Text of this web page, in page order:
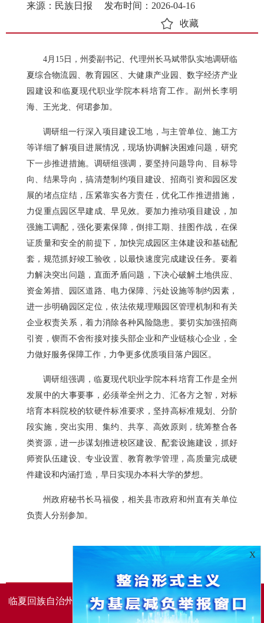
来源：民族日报
发布时间：2026-04-16
收藏
4月15日，州委副书记、代理州长马斌带队实地调研临
夏综合物流园、教育园区、大健康产业园、数字经济产业
园建设和临夏现代职业学院本科培育工作。副州长李明
海、王光龙、何珺参加。
调研组一行深入项目建设工地，与主管单位、施工方
等详细了解项目进展情况，现场协调解决困难问题，研究
下一步推进措施。调研组强调，要坚持问题导向、目标导
向、结果导向，搞清楚制约项目建设、招商引资和园区发
展的堵点症结，压紧靠实各方责任，优化工作推进措施，
力促重点园区早建成、早见效。要加力推动项目建设，加
强施工调配，强化要素保障，倒排工期、挂图作战，在保
证质量和安全的前提下，加快完成园区主体建设和基础配
套，规范抓好竣工验收，以最快速度完成建设任务。要着
力解决突出问题，直面矛盾问题，下决心破解土地供应、
资金筹措、园区道路、电力保障、污处设施等制约因素，
进一步明确园区定位，依法依规理顺园区管理机制和有关
企业权责关系，着力消除各种风险隐患。要切实加强招商
引资，锲而不舍衔接对接头部企业和产业链核心企业，全
力做好服务保障工作，力争更多优质项目落户园区。
调研组强调，临夏现代职业学院本科培育工作是全州
发展中的大事要事，必须举全州之力、汇各方之智，对标
培育本科院校的软硬件标准要求，坚持高标准规划、分阶
段实施，突出实用、集约、共享、高效原则，统筹整合各
类资源，进一步谋划推进校区建设、配套设施建设，抓好
师资队伍建设、专业设置、教育教学管理，高质量完成硬
件建设和内涵打造，早日实现办本科大学的梦想。
州政府秘书长马福俊，相关县市政府和州直有关单位
负责人分别参加。
临夏回族自治州人民政府办公室主办 临夏回族自治州人民政
府信息中心承办
X